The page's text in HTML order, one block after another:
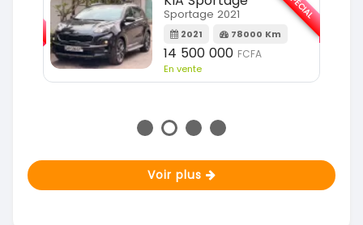
Sportage 2021
2021 78000 Km
14 500 000 FCFA
En vente
Voir plus